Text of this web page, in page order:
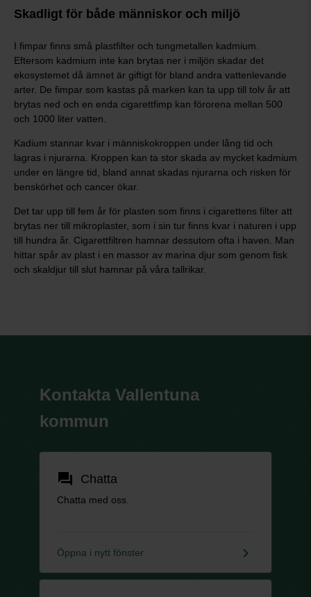
Skadligt för både människor och miljö
I fimpar finns små plastfilter och tungmetallen kadmium.
Eftersom kadmium inte kan brytas ner i miljön skadar det
ekosystemet då ämnet är giftigt för bland andra vattenlevande
arter. De fimpar som kastas på marken kan ta upp till tolv år att
brytas ned och en enda cigarettfimp kan förorena mellan 500
och 1000 liter vatten.
Kadium stannar kvar i människokroppen under lång tid och
lagras i njurarna. Kroppen kan ta stor skada av mycket kadmium
under en längre tid, bland annat skadas njurarna och risken för
benskörhet och cancer ökar.
Det tar upp till fem år för plasten som finns i cigarettens filter att
brytas ner till mikroplaster, som i sin tur finns kvar i naturen i upp
till hundra år. Cigarettfiltren hamnar dessutom ofta i haven. Man
hittar spår av plast i en massor av marina djur som genom fisk
och skaldjur till slut hamnar på våra tallrikar.
Kontakta Vallentuna
kommun
forum Chatta
Chatta med oss.
Öppna i nytt fönster keyboard_arrow_right